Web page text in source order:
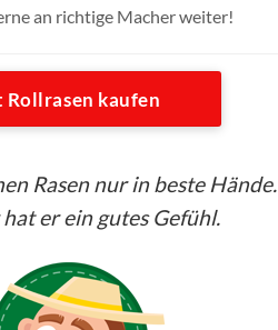
an richtige Macher weiter!
Rollrasen kaufen
Rasen nur in beste Hände.
er ein gutes Gefühl.